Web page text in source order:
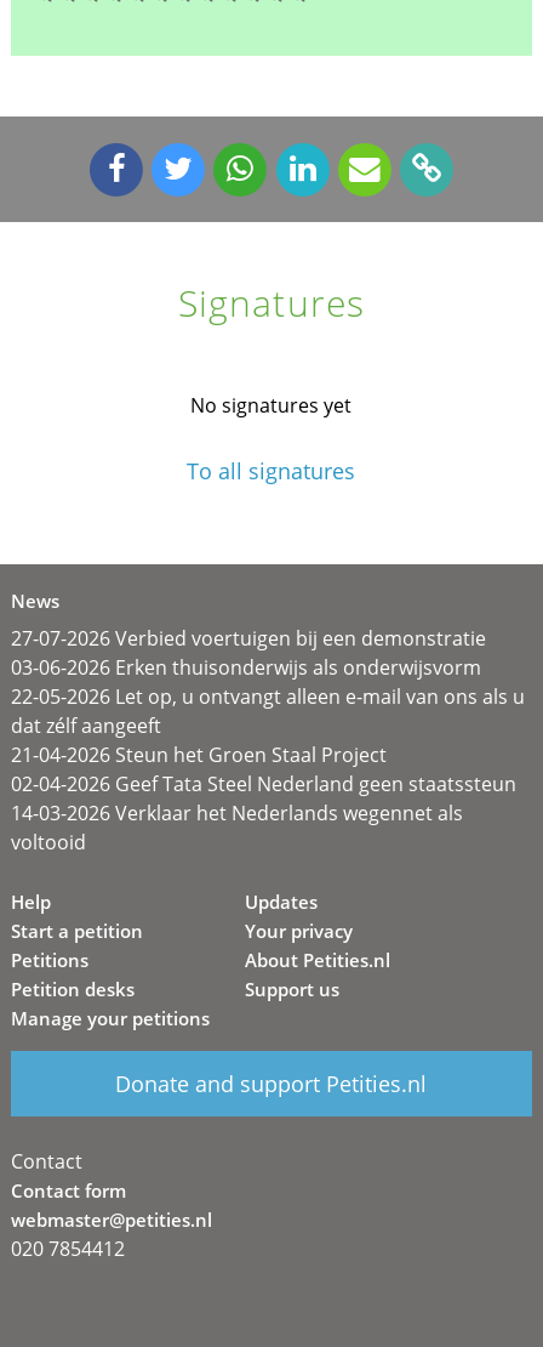
Signatures
No signatures yet
To all signatures
News
27-07-2026 Verbied voertuigen bij een demonstratie
03-06-2026 Erken thuisonderwijs als onderwijsvorm
22-05-2026 Let op, u ontvangt alleen e-mail van ons als u
dat zélf aangeeft
21-04-2026 Steun het Groen Staal Project
02-04-2026 Geef Tata Steel Nederland geen staatssteun
14-03-2026 Verklaar het Nederlands wegennet als
voltooid
Help
Start a petition
Petitions
Petition desks
Manage your petitions
Updates
Your privacy
About Petities.nl
Support us
Donate and support Petities.nl
Contact
Contact form
webmaster@petities.nl
020 7854412